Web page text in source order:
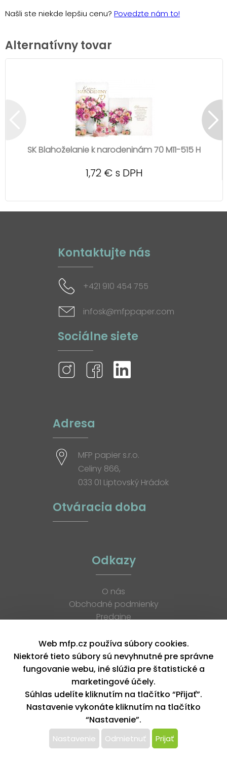
Našli ste niekde lepšiu cenu? Povedzte nám to!
Alternatívny tovar
SK Blahoželanie k narodeninám 70 M11-515 H
1,72 € s DPH
Kontaktujte nás
+421 910 454 755
infosk@mfppaper.com
Sociálne siete
Adresa
MFP papier s.r.o.
Celiny 866,
033 01 Liptovský Hrádok
Otváracia doba
Odkazy
O nás
Obchodné podmienky
Predajne
K stiahnutiu
Blog
Kontakt
Kariéra
XML feed
Copyright © 2026, MFP paper s. r. o. | Všetky práva vyhradené
design by MFP
Tento web používa k poskytovaniu služieb,
Web mfp.cz používa súbory cookies.
Niektoré tieto súbory sú nevyhnutné pre správne
fungovanie webu, iné slúžia pre štatistické a
marketingové účely.
Súhlas udelíte kliknutím na tlačítko “Přijať”.
Nastavenie vykonáte kliknutím na tlačítko
“Nastavenie”.
Nastavenie Odmietnuť Prijať